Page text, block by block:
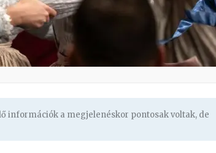
információk a megjelenéskor pontosak voltak, de